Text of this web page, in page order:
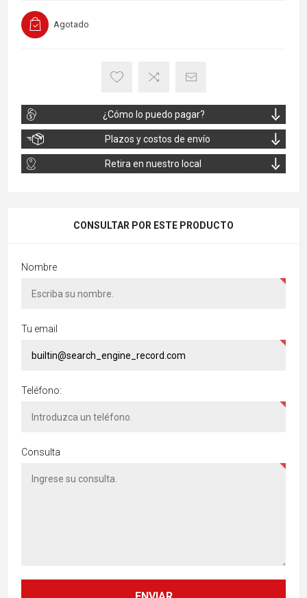
Agotado
¿Cómo lo puedo pagar?
Plazos y costos de envío
Retira en nuestro local
CONSULTAR POR ESTE PRODUCTO
Nombre
Tu email
Teléfono:
Consulta